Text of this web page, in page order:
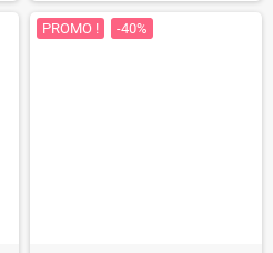
PROMO ! -40%